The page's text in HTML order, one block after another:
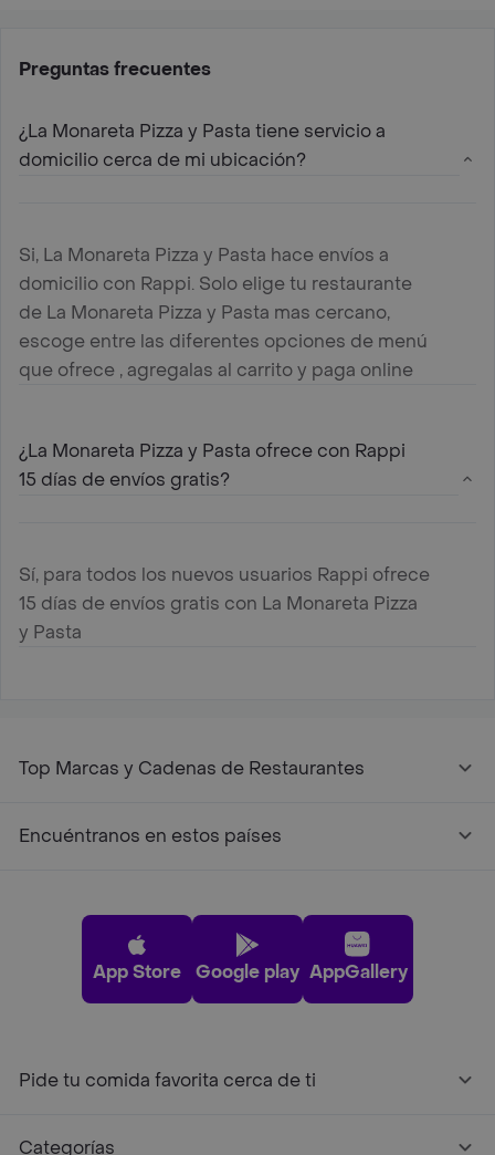
Preguntas frecuentes
¿La Monareta Pizza y Pasta tiene servicio a
domicilio cerca de mi ubicación?
Si, La Monareta Pizza y Pasta hace envíos a
domicilio con Rappi. Solo elige tu restaurante
de La Monareta Pizza y Pasta mas cercano,
escoge entre las diferentes opciones de menú
que ofrece , agregalas al carrito y paga online
¿La Monareta Pizza y Pasta ofrece con Rappi
15 días de envíos gratis?
Sí, para todos los nuevos usuarios Rappi ofrece
15 días de envíos gratis con La Monareta Pizza
y Pasta
Top Marcas y Cadenas de Restaurantes
Encuéntranos en estos países
App Store Google play AppGallery
Pide tu comida favorita cerca de ti
Categorías